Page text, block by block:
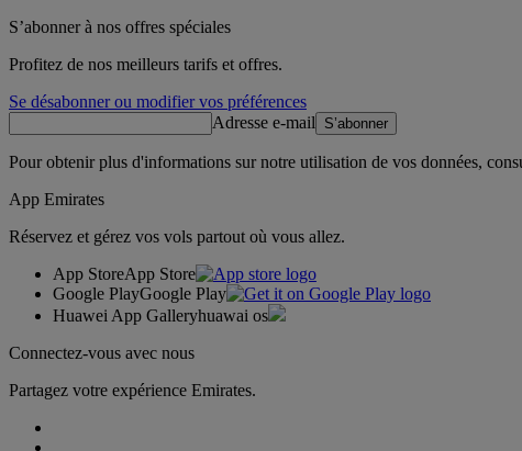
S’abonner à nos offres spéciales
Profitez de nos meilleurs tarifs et offres.
Se désabonner ou modifier vos préférences
Adresse e-mail
S’abonner
Pour obtenir plus d'informations sur notre utilisation de vos données,
App Emirates
Réservez et gérez vos vols partout où vous allez.
App StoreApp Store
Google PlayGoogle Play
Huawei App Galleryhuawai os
Connectez-vous avec nous
Partagez votre expérience Emirates.